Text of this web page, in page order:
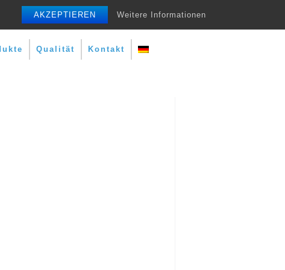
AKZEPTIEREN Weitere Informationen
Qualität Kontakt